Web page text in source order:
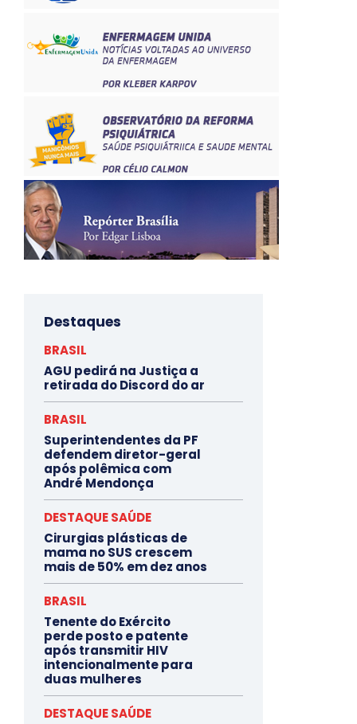
Destaques
BRASIL
AGU pedirá na Justiça a
retirada do Discord do ar
BRASIL
Superintendentes da PF
defendem diretor-geral
após polêmica com
André Mendonça
DESTAQUE SAÚDE
Cirurgias plásticas de
mama no SUS crescem
mais de 50% em dez anos
BRASIL
Tenente do Exército
perde posto e patente
após transmitir HIV
intencionalmente para
duas mulheres
DESTAQUE SAÚDE